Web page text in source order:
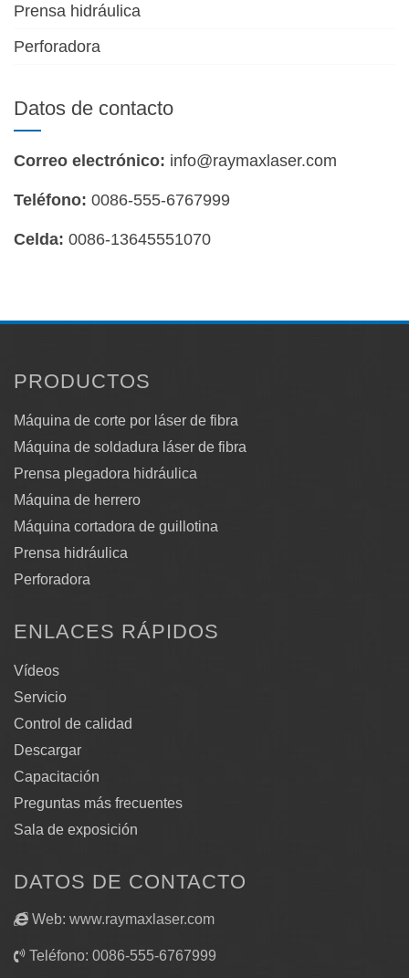
Prensa hidráulica
Perforadora
Datos de contacto
Correo electrónico: info@raymaxlaser.com
Teléfono: 0086-555-6767999
Celda: 0086-13645551070
PRODUCTOS
Máquina de corte por láser de fibra
Máquina de soldadura láser de fibra
Prensa plegadora hidráulica
Máquina de herrero
Máquina cortadora de guillotina
Prensa hidráulica
Perforadora
ENLACES RÁPIDOS
Vídeos
Servicio
Control de calidad
Descargar
Capacitación
Preguntas más frecuentes
Sala de exposición
DATOS DE CONTACTO
Web: www.raymaxlaser.com
Teléfono: 0086-555-6767999